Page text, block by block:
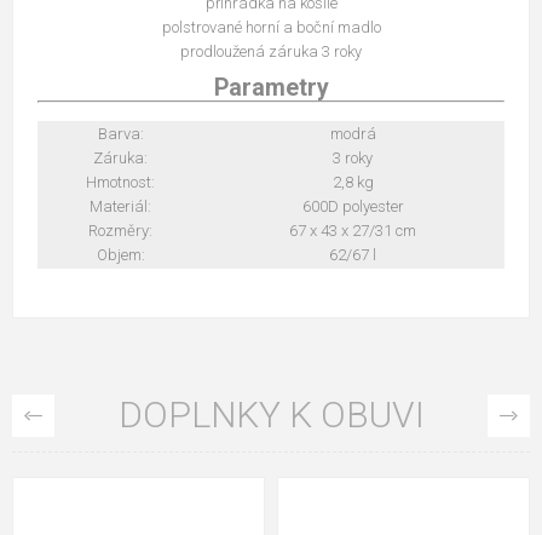
polstrované horní a boční madlo
prodloužená záruka 3 roky
Parametry
Barva:
modrá
Záruka:
3 roky
Hmotnost:
2,8 kg
Materiál:
600D polyester
Rozměry:
67 x 43 x 27/31 cm
Objem:
62/67 l
DOPLNKY K OBUVI